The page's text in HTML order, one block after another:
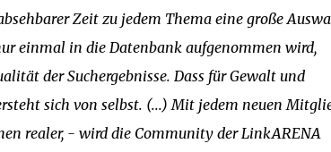
Zeit zu jedem Thema eine große
einmal in die Datenbank aufgenommen wird,
der Suchergebnisse. Dass für Gewalt und
sich von selbst. (...) Mit jedem neuen
realer, - wird die Community der LinkARENA